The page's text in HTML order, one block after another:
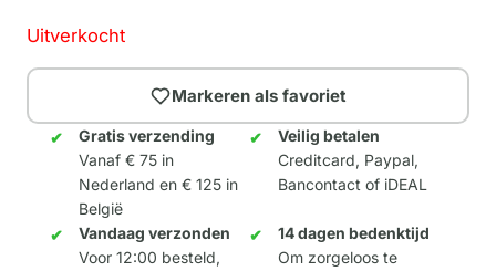
Uitverkocht
Markeren als favoriet
Gratis verzending
Vanaf € 75 in
Nederland en € 125 in
België
Veilig betalen
Creditcard, Paypal,
Bancontact of iDEAL
Vandaag verzonden
Voor 12:00 besteld,
14 dagen bedenktijd
Om zorgeloos te